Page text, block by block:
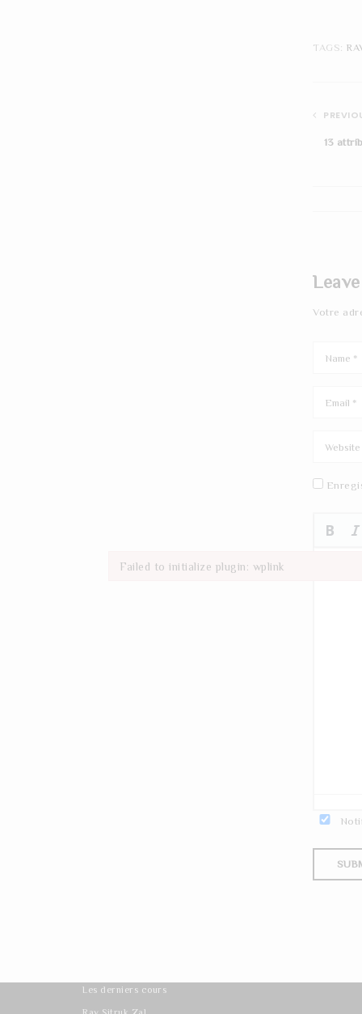
TAGS:
13
Votre
Les derniers cours
Failed to initialize plugin: wplink